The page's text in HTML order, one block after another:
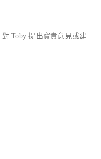
對 Toby 提出寶貴意見或建